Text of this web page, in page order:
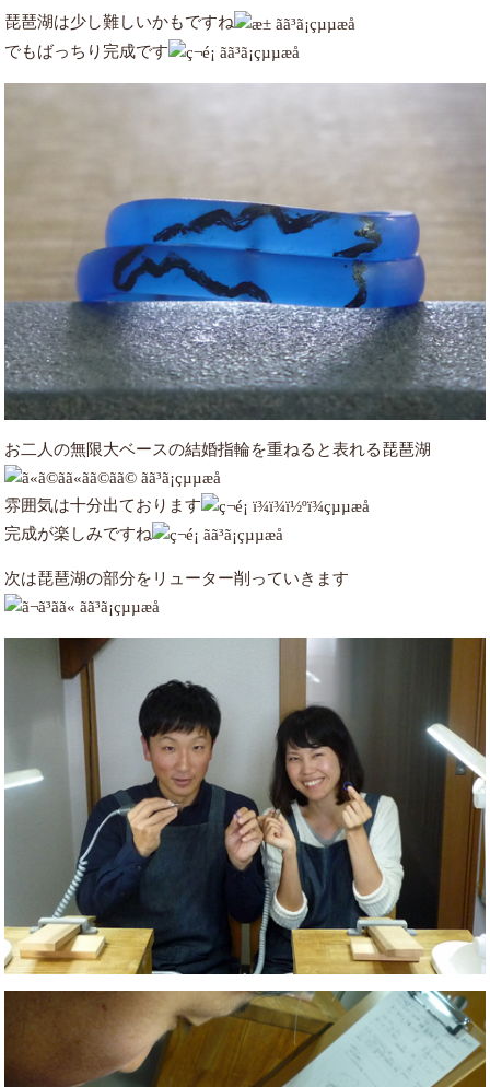
琵琶湖は少し難しいかもですね
でもばっちり完成です
お二人の無限大ベースの結婚指輪を重ねると表れる琵琶湖
雰囲気は十分出ております
完成が楽しみですね
次は琵琶湖の部分をリューター削っていきます